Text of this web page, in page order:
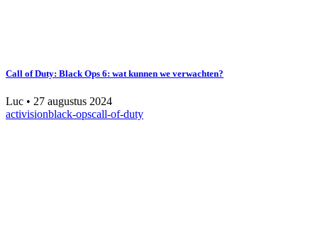
Call of Duty: Black Ops 6: wat kunnen we verwachten?
Luc • 27 augustus 2024
activisionblack-opscall-of-duty